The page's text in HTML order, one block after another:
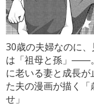
30歳の夫婦なのに、
は「祖母と孫」――
に老いる妻と成長が
た夫の漫画が描く「
せ」